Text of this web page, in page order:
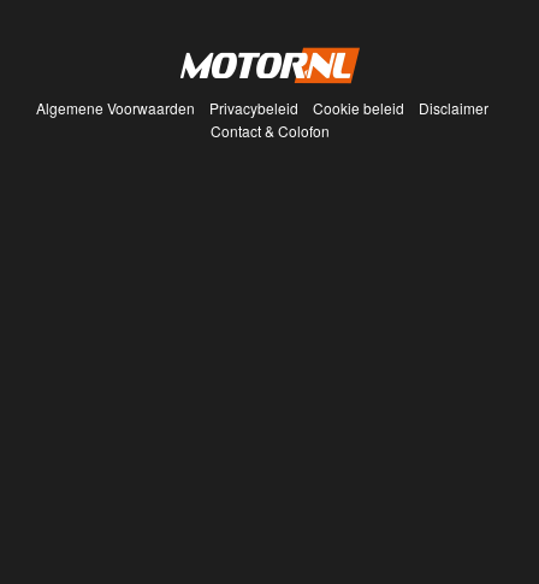
Algemene Voorwaarden Privacybeleid Cookie beleid
Disclaimer
Contact & Colofon